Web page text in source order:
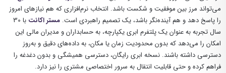
می‌تواند مرز بین موفقیت و شکست باشد. انتخاب نرم‌افزاری که هم نیازهای امروز
را پاسخ دهد و هم آینده‌نگر باشد، یک تصمیم راهبردی است. مستر اکانت
با 30
سال تجربه به ‌عنوان یک پلتفرم ابری یکپارچه، به حسابداران و مدیران مالی این
امکان را می‌دهد که بدون محدودیت زمان یا مکان، به داده‌های دقیق و به‌روز
دسترسی داشته باشند. نسخه ابری رایگان، دسترسی همیشگی و بدون دغدغه را
فراهم کرده و حتی قابلیت انتقال به سرور اختصاصی مشتری را نیز دارد.